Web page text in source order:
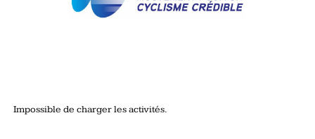
Impossible de charger les activités.